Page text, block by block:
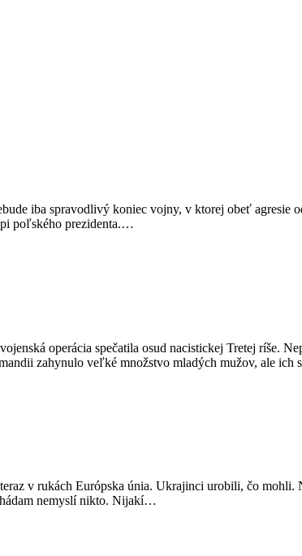
iba spravodlivý koniec vojny, v ktorej obeť agresie
poľského prezidenta.…
operácia spečatila osud nacistickej Tretej ríše.
zahynulo veľké množstvo mladých mužov, ale
v rukách Európska únia. Ukrajinci urobili, čo
hádam nemyslí nikto. Nijakí…